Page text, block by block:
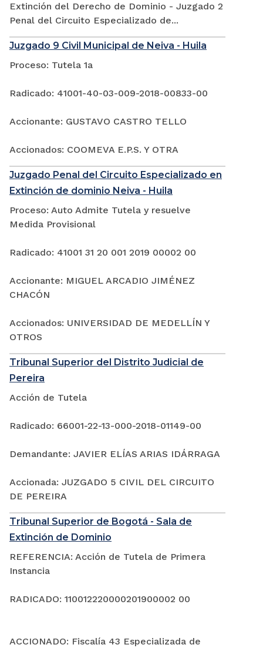
Extinción del Derecho de Dominio - Juzgado 2
Penal del Circuito Especializado de...
Juzgado 9 Civil Municipal de Neiva - Huila
Proceso: Tutela 1a
Radicado: 41001-40-03-009-2018-00833-00
Accionante: GUSTAVO CASTRO TELLO
Accionados: COOMEVA E.P.S. Y OTRA
Juzgado Penal del Circuito Especializado en
Extinción de dominio Neiva - Huila
Proceso: Auto Admite Tutela y resuelve
Medida Provisional
Radicado: 41001 31 20 001 2019 00002 00
Accionante: MIGUEL ARCADIO JIMÉNEZ
CHACÓN
Accionados: UNIVERSIDAD DE MEDELLÍN Y
OTROS
Tribunal Superior del Distrito Judicial de
Pereira
Acción de Tutela
Radicado: 66001-22-13-000-2018-01149-00
Demandante: JAVIER ELÍAS ARIAS IDÁRRAGA
Accionada: JUZGADO 5 CIVIL DEL CIRCUITO
DE PEREIRA
Tribunal Superior de Bogotá - Sala de
Extinción de Dominio
REFERENCIA: Acción de Tutela de Primera
Instancia
RADICADO: 110012220000201900002 00
ACCIONADO: Fiscalía 43 Especializada de